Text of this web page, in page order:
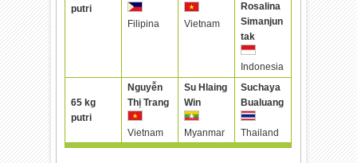
putri
Filipina Vietnam
Rosalina
Simanjun
tak
Indonesia
65 kg
putri
Nguyễn
Thị Trang
Vietnam
Su Hlaing
Win
Myanmar
Suchaya
Bualuang
Thailand